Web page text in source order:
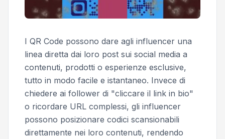
I QR Code possono dare agli influencer una
linea diretta dai loro post sui social media a
contenuti, prodotti o esperienze esclusive,
tutto in modo facile e istantaneo. Invece di
chiedere ai follower di "cliccare il link in bio"
o ricordare URL complessi, gli influencer
possono posizionare codici scansionabili
direttamente nei loro contenuti, rendendo